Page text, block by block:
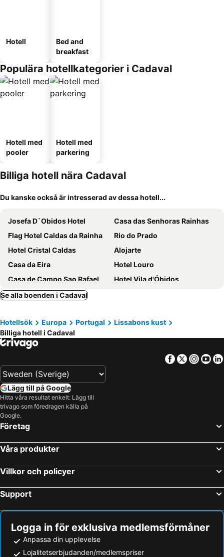
Hotell
Bed and
breakfast
Populära hotellkategorier i Cadaval
Hotell med
pooler
Hotell med
parkering
Billiga hotell nära Cadaval
Du kanske också är intresserad av dessa hotell...
Josefa D`Obidos Hotel
Casa das Senhoras Rainhas
Flag Hotel Caldas da Rainha
Rio do Prado
Hotel Cristal Caldas
Alojarte
Casa da Eira
Hotel Louro
Casa de Campo Sao Rafael
Hotel Vila d'Óbidos
SANA Silver Coast Hotel
Hotel Real d Obidos
Pousada Castelo Óbidos
Casa de S. Thiago do Castelo
Casa D Obidos
Marazul
Hotel Paulo VI
Hotel Dona Leonor
Villa House Vasco da Gama - Pool & BQQ - Pata da Gaivota
Se alla boenden i Cadaval
Hotellsök Europa Portugal
Lissabons kust
Billiga hotell i Cadaval
Facebook
Twitter
Lägg till på Google
Hitta våra resultat enkelt: Lägg till
trivago som föredragen källa på
Google.
Företag
Våra produkter
Villkor och policyer
Support
Logga in för exklusiva medlemsförmåner
Anpassa din upplevelse
Lojalitetserbjudanden/medlemspriser